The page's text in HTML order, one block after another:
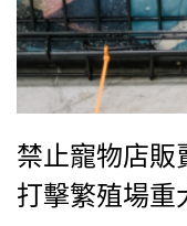
禁止寵物店販
打擊繁殖場重